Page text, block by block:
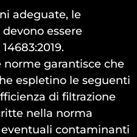
adeguate, le
essere
norme garantisce che
espletino le seguenti
di filtrazione
nella norma
contaminanti